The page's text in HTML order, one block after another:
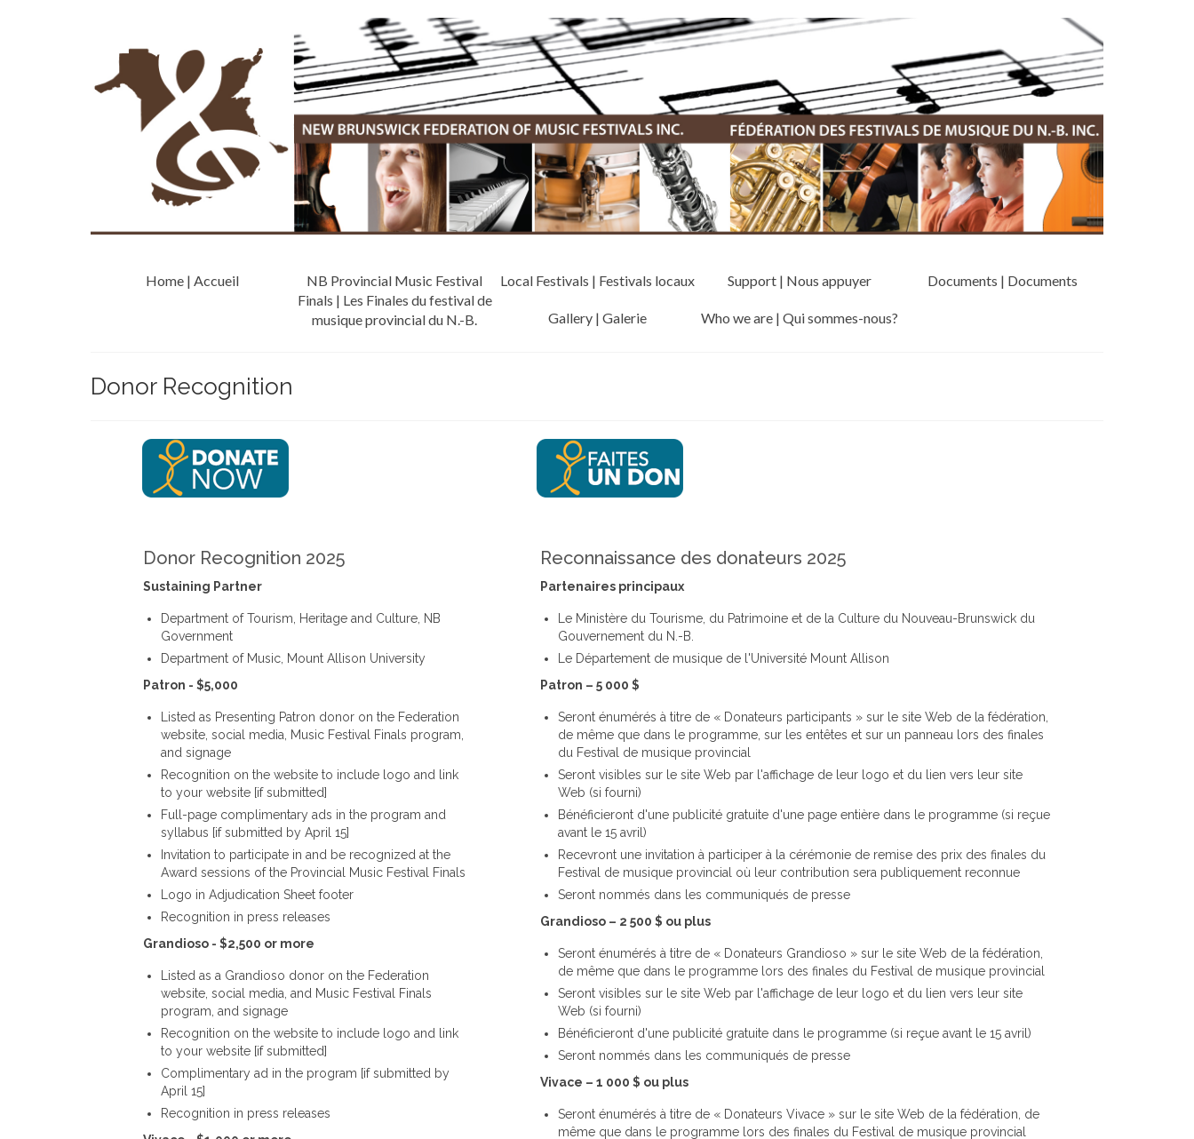
Home | Accueil
NB Provincial Music Festival
Finals | Les Finales du festival de
musique provincial du N.-B.
Local Festivals | Festivals locaux Support | Nous appuyer Documents | Documents
Gallery | Galerie Who we are | Qui sommes-nous?
Donor Recognition
Donor Recognition 2025
Sustaining Partner
Department of Tourism, Heritage and Culture, NB
Government
Department of Music, Mount Allison University
Patron - $5,000
Listed as Presenting Patron donor on the Federation
website, social media, Music Festival Finals program,
and signage
Recognition on the website to include logo and link
to your website [if submitted]
Full-page complimentary ads in the program and
syllabus [if submitted by April 15]
Invitation to participate in and be recognized at the
Award sessions of the Provincial Music Festival Finals
Logo in Adjudication Sheet footer
Recognition in press releases
Grandioso - $2,500 or more
Listed as a Grandioso donor on the Federation
website, social media, and Music Festival Finals
program, and signage
Recognition on the website to include logo and link
to your website [if submitted]
Complimentary ad in the program [if submitted by
April 15]
Recognition in press releases
Reconnaissance des donateurs 2025
Partenaires principaux
Le Ministère du Tourisme, du Patrimoine et de la Culture du Nouveau-Brunswick du
Gouvernement du N.-B.
Le Département de musique de l'Université Mount Allison
Patron – 5 000 $
Seront énumérés à titre de « Donateurs participants » sur le site Web de la fédération,
de même que dans le programme, sur les entêtes et sur un panneau lors des finales
du Festival de musique provincial
Seront visibles sur le site Web par l'affichage de leur logo et du lien vers leur site
Web (si fourni)
Bénéficieront d'une publicité gratuite d'une page entière dans le programme (si reçue
avant le 15 avril)
Recevront une invitation à participer à la cérémonie de remise des prix des finales du
Festival de musique provincial où leur contribution sera publiquement reconnue
Seront nommés dans les communiqués de presse
Grandioso – 2 500 $ ou plus
Seront énumérés à titre de « Donateurs Grandioso » sur le site Web de la fédération,
de même que dans le programme lors des finales du Festival de musique provincial
Seront visibles sur le site Web par l'affichage de leur logo et du lien vers leur site
Web (si fourni)
Bénéficieront d'une publicité gratuite dans le programme (si reçue avant le 15 avril)
Seront nommés dans les communiqués de presse
Vivace – 1 000 $ ou plus
Seront énumérés à titre de « Donateurs Vivace » sur le site Web de la fédération, de
même que dans le programme lors des finales du Festival de musique provincial